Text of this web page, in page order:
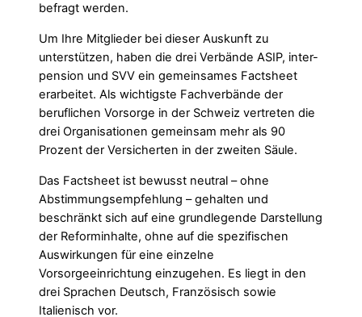
befragt werden.
Um Ihre Mitglieder bei dieser Auskunft zu
unterstützen, haben die drei Verbände ASIP, inter-
pension und SVV ein gemeinsames Factsheet
erarbeitet. Als wichtigste Fachverbände der
beruflichen Vorsorge in der Schweiz vertreten die
drei Organisationen gemeinsam mehr als 90
Prozent der Versicherten in der zweiten Säule.
Das Factsheet ist bewusst neutral – ohne
Abstimmungsempfehlung – gehalten und
beschränkt sich auf eine grundlegende Darstellung
der Reforminhalte, ohne auf die spezifischen
Auswirkungen für eine einzelne
Vorsorgeeinrichtung einzugehen. Es liegt in den
drei Sprachen Deutsch, Französisch sowie
Italienisch vor.